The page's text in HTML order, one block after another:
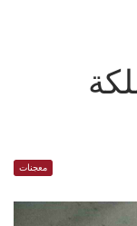
معجنات